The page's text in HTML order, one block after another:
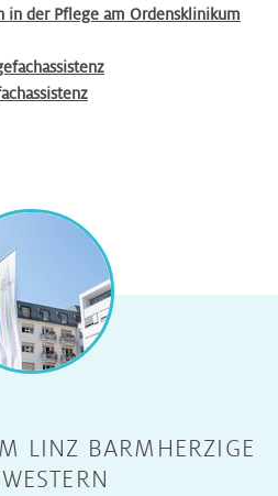
in der Pflege am Ordensklinikum
LINZ BARMHERZIGE